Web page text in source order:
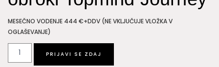
MESEČNO VODENJE 444 €+DDV (NE VKLJUČUJE VLOŽKA V
OGLAŠEVANJE)
Letno
vodenje
PRIJAVI SE ZDAJ